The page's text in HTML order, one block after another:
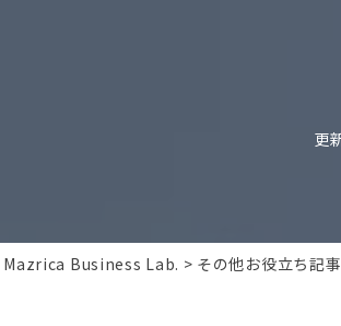
Mazrica Business Lab. その他お役立ち記事